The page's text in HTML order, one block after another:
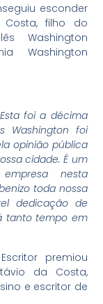
esconder
Costa, filho do
Washington
Washington
foi a décima
Washington foi
opinião pública
cidade. É um
nesta
toda nossa
dedicação de
tanto tempo em
premiou
da Costa,
e escritor de